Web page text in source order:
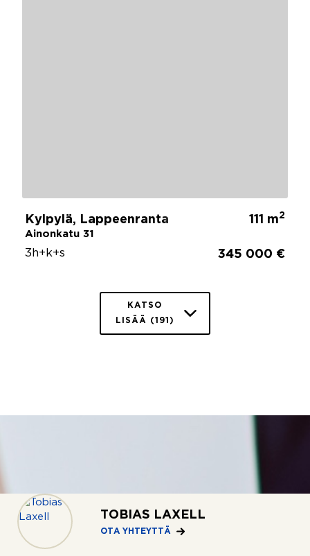
TOBIAS LAXELL
OTA YHTEYTTÄ
Kylpylä, Lappeenranta
Ainonkatu 31
111 m2
3h+k+s 345 000 €
KATSO
LISÄÄ (191)